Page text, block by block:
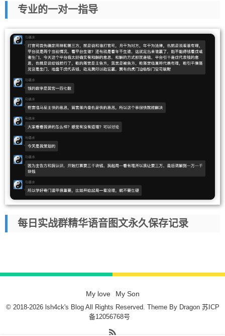
专业的一对一指导
每日实战群精华语音图文永久保存记录
My love My Son
© 2018-2026 lsh4ck's Blog All Rights Reserved. Theme By Dragon 苏ICP
备12056768号